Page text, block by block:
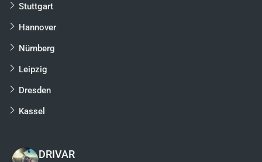
Stuttgart
Hannover
Nürnberg
Leipzig
Dresden
Kassel
DRIVAR